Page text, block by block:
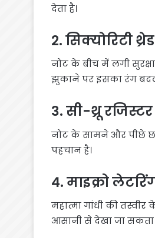
देता है।
2. सिक्योरिटी थ्रेड
नोट के बीच में लगी
झुकाने पर इसका रंग
3. सी-थ्रू रजिस्टर
नोट के सामने और पीछे
पहचान है।
4. माइक्रो
महात्मा गांधी की
आसानी से देखा जा सकता